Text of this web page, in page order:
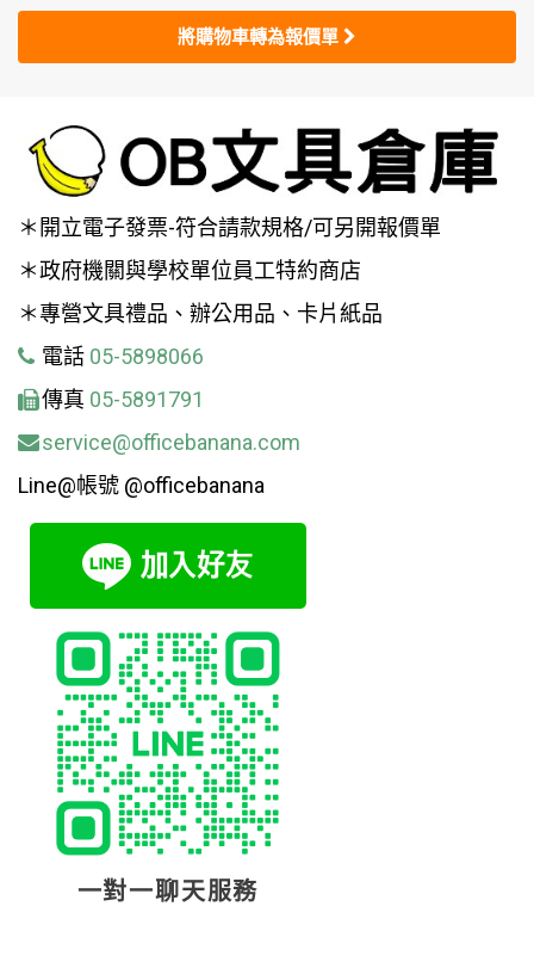
將購物車轉為報價單
＊開立電子發票-符合請款規格/可另開報價單
＊政府機關與學校單位員工特約商店
＊專營文具禮品、辦公用品、卡片紙品
電話 05-5898066
傳真 05-5891791
service@officebanana.com
Line@帳號 @officebanana
一對一聊天服務